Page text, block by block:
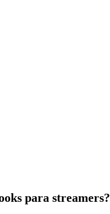
para streamers?